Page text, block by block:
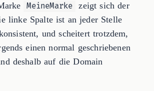
MeineMarke
zeigt sich der
linke Spalte ist an jeder Stelle
und scheitert trotzdem,
einen normal geschriebenen
deshalb auf die Domain